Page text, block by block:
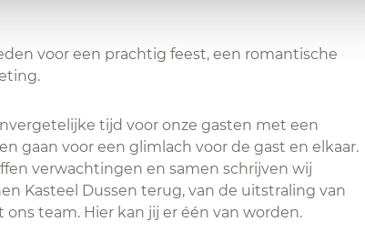
voor een prachtig feest, een romantische
tijd voor onze gasten met een
gaan voor een glimlach voor de gast en elkaar.
verwachtingen en samen schrijven wij
Kasteel Dussen terug, van de uitstraling van
team. Hier kan jij er één van worden.